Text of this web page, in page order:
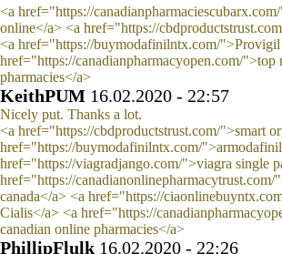
<a href="https://
online</a> <a href="https://
<a href="https://buymodafinilntx.com/">Provigil
href="https://canadianpharmacyopen.com/">top
pharmacies</a>
KeithPUM 16.02.2020 - 22:57
Nicely put. Thanks a lot.
<a href="https://cbdproductstrust.com/">smart
href="https://buymodafinilntx.com/
href="https://viagradjango.com/">viagra single
href="https://canadianonlinepharmacytrust.com/
canada</a> <a href="https://
Cialis</a> <a href="https://
canadian online pharmacies</a>
PhillipFlulk 16.02.2020 - 22:26